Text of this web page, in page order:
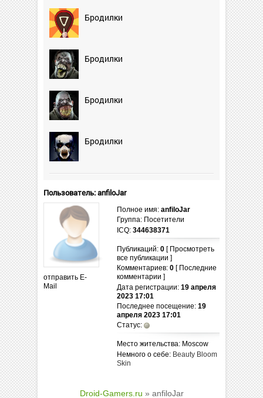
Бродилки
Бродилки
Бродилки
Бродилки
Пользователь: anfiloJar
отправить E-
Mail
Полное имя: anfiloJar
Группа: Посетители
ICQ: 344638371
Публикаций: 0 [ Просмотреть
все публикации ]
Комментариев: 0 [ Последние
комментарии ]
Дата регистрации: 19 апреля
2023 17:01
Последнее посещение: 19
апреля 2023 17:01
Статус:
Место жительства: Moscow
Немного о себе: Beauty Bloom
Skin
Droid-Gamers.ru » anfiloJar